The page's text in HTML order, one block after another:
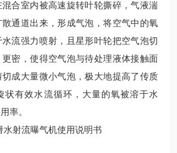
合室内被高速旋转叶轮撕碎，气液湍
通道出来，形成气泡，将空气中的氧
流强力喷射，且星形叶轮把空气泡切
密，使得空气泡与待处理液体接触面
成大量微小气泡，极大地提高了传质
状有效水流循环，大量的氧被溶于水
率。